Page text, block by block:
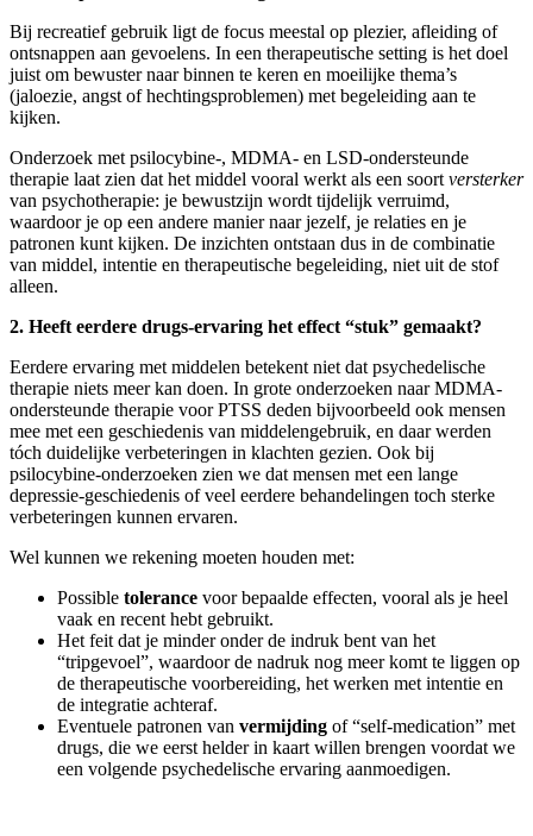
Bij recreatief gebruik ligt de focus meestal op plezier, afleiding of
ontsnappen aan gevoelens. In een therapeutische setting is het doel
juist om bewuster naar binnen te keren en moeilijke thema’s
(jaloezie, angst of hechtingsproblemen) met begeleiding aan te
kijken.
Onderzoek met psilocybine-, MDMA- en LSD-ondersteunde
therapie laat zien dat het middel vooral werkt als een soort versterker
van psychotherapie: je bewustzijn wordt tijdelijk verruimd,
waardoor je op een andere manier naar jezelf, je relaties en je
patronen kunt kijken. De inzichten ontstaan dus in de combinatie
van middel, intentie en therapeutische begeleiding, niet uit de stof
alleen.
2. Heeft eerdere drugs-ervaring het effect “stuk” gemaakt?
Eerdere ervaring met middelen betekent niet dat psychedelische
therapie niets meer kan doen. In grote onderzoeken naar MDMA-
ondersteunde therapie voor PTSS deden bijvoorbeeld ook mensen
mee met een geschiedenis van middelengebruik, en daar werden
tóch duidelijke verbeteringen in klachten gezien. Ook bij
psilocybine-onderzoeken zien we dat mensen met een lange
depressie-geschiedenis of veel eerdere behandelingen toch sterke
verbeteringen kunnen ervaren.
Wel kunnen we rekening moeten houden met:
Possible tolerance voor bepaalde effecten, vooral als je heel
vaak en recent hebt gebruikt.
Het feit dat je minder onder de indruk bent van het
“tripgevoel”, waardoor de nadruk nog meer komt te liggen op
de therapeutische voorbereiding, het werken met intentie en
de integratie achteraf.
Eventuele patronen van vermijding of “self-medication” met
drugs, die we eerst helder in kaart willen brengen voordat we
een volgende psychedelische ervaring aanmoedigen.